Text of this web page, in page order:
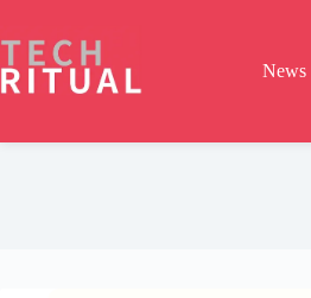
content
News